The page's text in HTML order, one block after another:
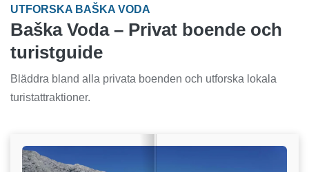
UTFORSKA BAŠKA VODA
Baška Voda – Privat boende och
turistguide
Bläddra bland alla privata boenden och utforska lokala
turistattraktioner.